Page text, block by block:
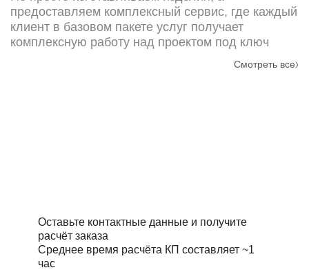
предоставляем комплексный сервис, где каждый
клиент в базовом пакете услуг получает
комплексную работу над проектом под ключ
Смотреть все
Оставьте контактные данные и получите
расчёт заказа
Среднее время расчёта КП составляет ~1
час